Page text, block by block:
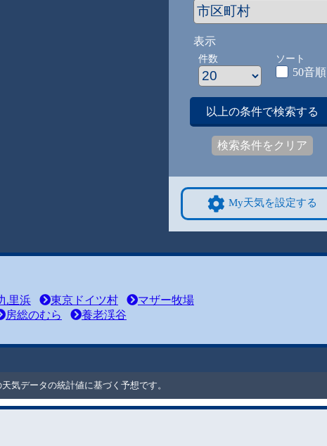
表示
件数 ソート
50音順
以上の条件で検索する
検索条件をクリア
My天気を設定する
里浜 東京ドイツ村
マザー牧場
房総のむら 養老渓谷
気データの統計値に基づく予想です。